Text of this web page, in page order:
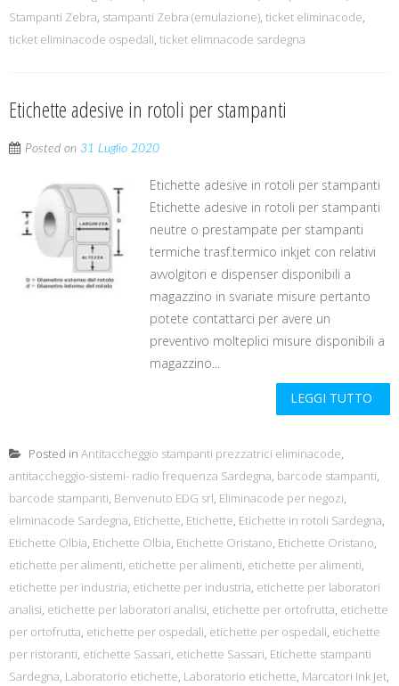
Stampanti Zebra, stampanti Zebra (emulazione), ticket eliminacode,
ticket eliminacode ospedali, ticket elimnacode sardegna
Etichette adesive in rotoli per stampanti
Posted on 31 Luglio 2020
Etichette adesive in rotoli per stampanti
Etichette adesive in rotoli per stampanti
neutre o prestampate per stampanti
termiche trasf.termico inkjet con relativi
avvolgitori e dispenser disponibili a
magazzino in svariate misure pertanto
potete contattarci per avere un
preventivo molteplici misure disponibili a
magazzino...
LEGGI TUTTO
Posted in Antitaccheggio stampanti prezzatrici eliminacode,
antitaccheggio-sistemi- radio frequenza Sardegna, barcode stampanti,
barcode stampanti, Benvenuto EDG srl, Eliminacode per negozi,
eliminacode Sardegna, Etichette, Etichette, Etichette in rotoli Sardegna,
Etichette Olbia, Etichette Olbia, Etichette Oristano, Etichette Oristano,
etichette per alimenti, etichette per alimenti, etichette per alimenti,
etichette per industria, etichette per industria, etichette per laboratori
analisi, etichette per laboratori analisi, etichette per ortofrutta, etichette
per ortofrutta, etichette per ospedali, etichette per ospedali, etichette
per ristoranti, etichette Sassari, etichette Sassari, Etichette stampanti
Sardegna, Laboratorio etichette, Laboratorio etichette, Marcatori Ink Jet,